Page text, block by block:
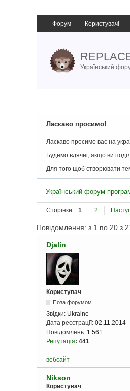
Форум Користувачі
Український
Ласкаво просимо!
Ласкаво просимо вас на
Будемо вдячні, якщо ви
Для того щоб створювати
Український форум
Сторінки 1 2
Повідомлення: з 1 по 20 з
Djalin
Користувач
Поза форумом
Звідки: Ukraine
Дата реєстрації: 02.11.2014
Повідомлень: 1 561
Репутація: 441
вебсайт
Nikson
Користувач